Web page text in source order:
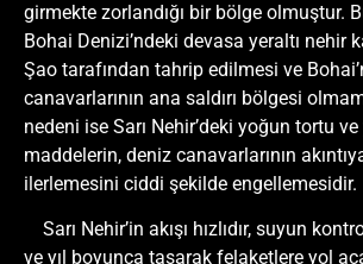
girmekte zorlandığı bir bölge olmuştur.
Bohai Denizi’ndeki devasa yeraltı nehir
Şao tarafından tahrip edilmesi ve
canavarlarının ana saldırı bölgesi
nedeni ise Sarı Nehir’deki yoğun tortu ve
maddelerin, deniz canavarlarının
ilerlemesini ciddi şekilde engellemesidir.
Sarı Nehir’in akışı hızlıdır, suyun
ve yıl boyunca taşarak felaketlere yol